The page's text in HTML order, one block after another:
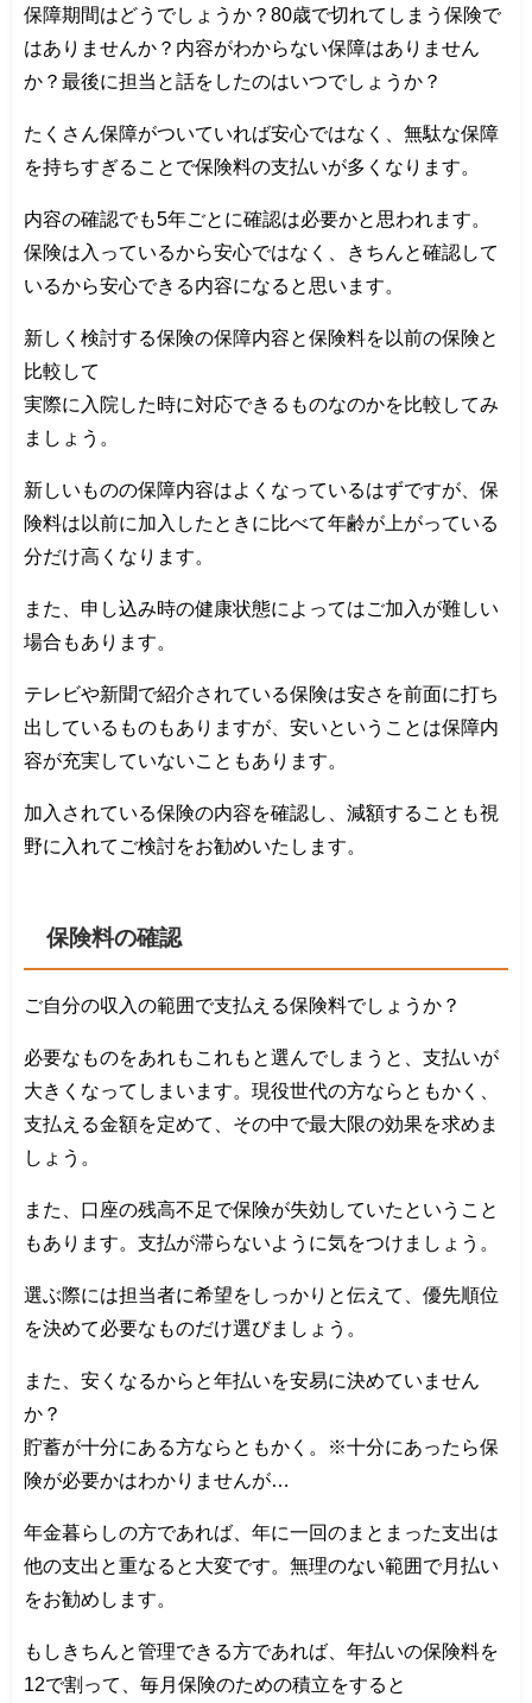
保障期間はどうでしょうか？80歳で切れてしまう保険で
はありませんか？内容がわからない保障はありません
か？最後に担当と話をしたのはいつでしょうか？
たくさん保障がついていれば安心ではなく、無駄な保障
を持ちすぎることで保険料の支払いが多くなります。
内容の確認でも5年ごとに確認は必要かと思われます。
保険は入っているから安心ではなく、きちんと確認して
いるから安心できる内容になると思います。
新しく検討する保険の保障内容と保険料を以前の保険と
比較して
実際に入院した時に対応できるものなのかを比較してみ
ましょう。
新しいものの保障内容はよくなっているはずですが、保
険料は以前に加入したときに比べて年齢が上がっている
分だけ高くなります。
また、申し込み時の健康状態によってはご加入が難しい
場合もあります。
テレビや新聞で紹介されている保険は安さを前面に打ち
出しているものもありますが、安いということは保障内
容が充実していないこともあります。
加入されている保険の内容を確認し、減額することも視
野に入れてご検討をお勧めいたします。
保険料の確認
ご自分の収入の範囲で支払える保険料でしょうか？
必要なものをあれもこれもと選んでしまうと、支払いが
大きくなってしまいます。現役世代の方ならともかく、
支払える金額を定めて、その中で最大限の効果を求めま
しょう。
また、口座の残高不足で保険が失効していたということ
もあります。支払が滞らないように気をつけましょう。
選ぶ際には担当者に希望をしっかりと伝えて、優先順位
を決めて必要なものだけ選びましょう。
また、安くなるからと年払いを安易に決めていません
か？
貯蓄が十分にある方ならともかく。※十分にあったら保
険が必要かはわかりませんが…
年金暮らしの方であれば、年に一回のまとまった支出は
他の支出と重なると大変です。無理のない範囲で月払い
をお勧めします。
もしきちんと管理できる方であれば、年払いの保険料を
12で割って、毎月保険のための積立をすると